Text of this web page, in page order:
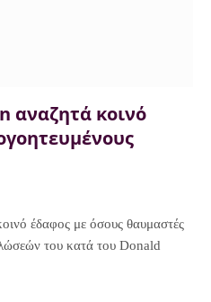
αναζητά κοινό
έδαφος με όσους θαυμαστές
του κατά του Donald